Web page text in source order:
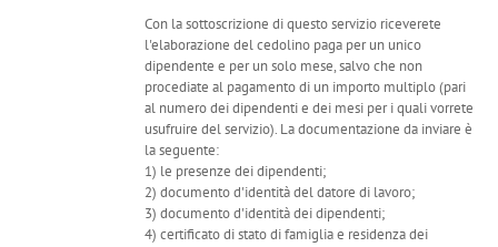
Con la sottoscrizione di questo servizio riceverete
l'elaborazione del cedolino paga per un unico
dipendente e per un solo mese, salvo che non
procediate al pagamento di un importo multiplo (pari
al numero dei dipendenti e dei mesi per i quali vorrete
usufruire del servizio). La documentazione da inviare è
la seguente:
1) le presenze dei dipendenti;
2) documento d'identità del datore di lavoro;
3) documento d'identità dei dipendenti;
4) certificato di stato di famiglia e residenza dei